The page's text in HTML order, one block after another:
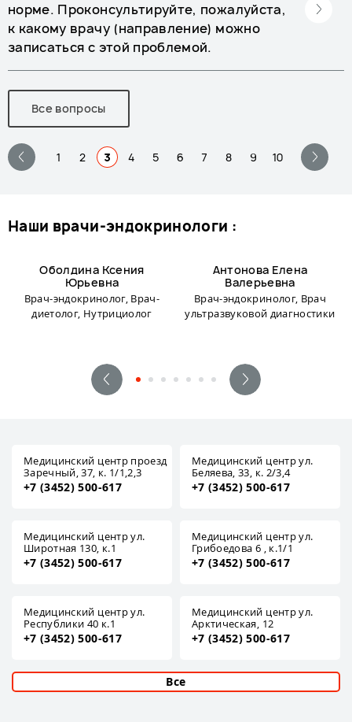
норме. Проконсультируйте, пожалуйста,
к какому врачу (направление) можно
записаться с этой проблемой.
Все вопросы
1 2 3 4 5 6 7 8 9 10
наши врачи-эндокринологи :
Оболдина Ксения
Юрьевна
Врач-эндокринолог, Врач-
диетолог, Нутрициолог
Антонова Елена
Валерьевна
Врач-эндокринолог, Врач
ультразвуковой диагностики
Медицинский центр проезд
Заречный, 37, к. 1/1,2,3
+7 (3452) 500-617
Медицинский центр ул.
Беляева, 33, к. 2/3,4
+7 (3452) 500-617
Медицинский центр ул.
Широтная 130, к.1
+7 (3452) 500-617
Медицинский центр ул.
Грибоедова 6 , к.1/1
+7 (3452) 500-617
Медицинский центр ул.
Республики 40 к.1
+7 (3452) 500-617
Медицинский центр ул.
Арктическая, 12
+7 (3452) 500-617
Все